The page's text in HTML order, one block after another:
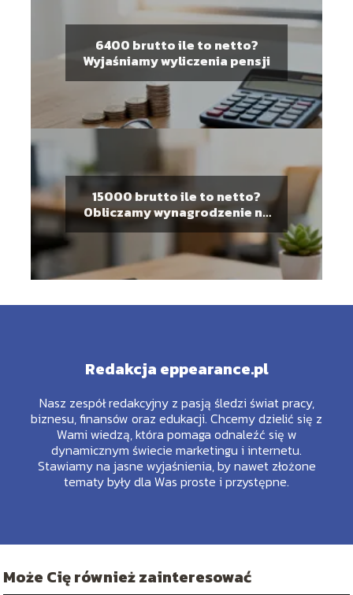
6400 brutto ile to netto?
Wyjaśniamy wyliczenia pensji
15000 brutto ile to netto?
Obliczamy wynagrodzenie na
Redakcja eppearance.pl
Nasz zespół redakcyjny z pasją śledzi świat pracy,
biznesu, finansów oraz edukacji. Chcemy dzielić się z
Wami wiedzą, która pomaga odnaleźć się w
dynamicznym świecie marketingu i internetu.
Stawiamy na jasne wyjaśnienia, by nawet złożone
tematy były dla Was proste i przystępne.
Może Cię również zainteresować